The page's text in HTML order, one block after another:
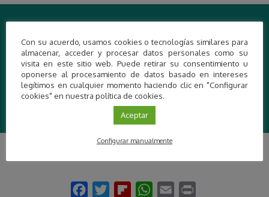
www.arkikus.com
info@arkikus.com
Más información
Con su acuerdo, usamos cookies o tecnologías similares para
almacenar, acceder y procesar datos personales como su
visita en este sitio web. Puede retirar su consentimiento u
oponerse al procesamiento de datos basado en intereses
legítimos en cualquier momento haciendo clic en "Configurar
cookies" en nuestra política de cookies.
Aceptar
Configurar manualmente